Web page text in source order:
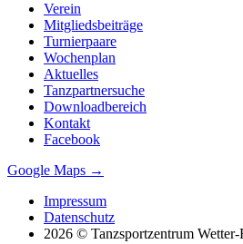
Verein
Mitgliedsbeiträge
Turnierpaare
Wochenplan
Aktuelles
Tanzpartnersuche
Downloadbereich
Kontakt
Facebook
Google Maps →
Impressum
Datenschutz
2026 © Tanzsportzentrum Wetter-